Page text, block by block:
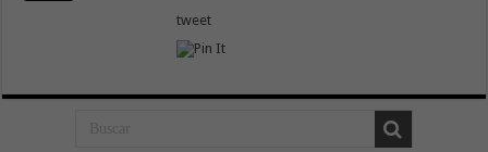
tweet